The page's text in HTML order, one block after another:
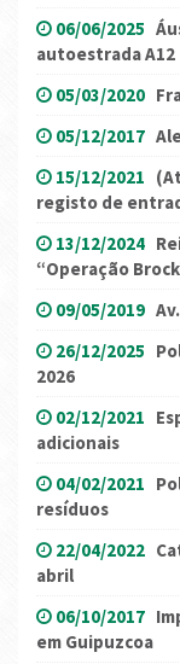
06/06/2025
autoestrada A12
05/03/2020
05/12/2017
15/12/2021
registo de
13/12/2024
“Operação
09/05/2019
26/12/2025
2026
02/12/2021
adicionais
04/02/2021
resíduos
22/04/2022
abril
06/10/2017
em Guipuzcoa